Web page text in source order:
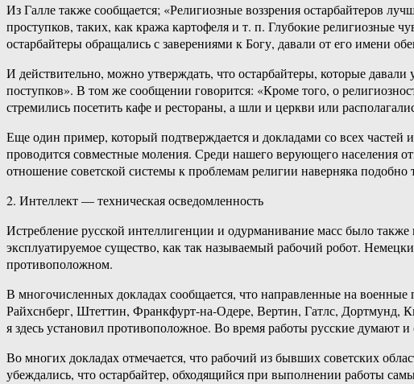
Из Галле также сообщается; «Религиозные воззрения остарбайтеров
проступков, таких, как кража картофеля и т. п. Глубокие религиозные
остарбайтеры обращались с заверениями к Богу, давали от его имени
И действительно, можно утверждать, что остарбайтеры, которые
поступков». В том же сообщении говорится: «Кроме того, о
стремились посетить кафе и рестораны, а шли и церкви или
Еще один пример, который подтверждается и докладами со всех
проводится совместные моления. Среди нашего верующего населения
отношение советской системы к проблемам религии наверняка подобно
2. Интеллект — техническая осведомленность
Истребление русской интеллигенции и одурманивание масс было
эксплуатируемое существо, как так называемый рабочий робот.
противоположном.
В многочисленных докладах сообщается, что направленные на
Райхснберг, Штеттин, Франкфурт-на-Одере, Вертин, Гатлс, Дортмунд,
я здесь установил противоположное. Во время работы русские думают
Во многих докладах отмечается, что рабочий из бывших советских
убеждались, что остарбайтер, обходящийся при выполнении работы